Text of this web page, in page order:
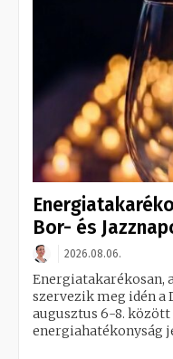
Bor- és
2026.08.06.
Energiatakarékosan,
szervezik meg idén a
augusztus 6-8. között
energiahatékonyság